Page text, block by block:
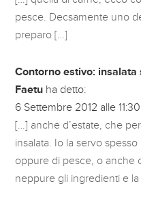
pesce. Decsamente uno
preparo […]
Contorno estivo: insalata
Faetu ha detto:
6 Settembre 2012 alle
[…] anche d’estate, che
insalata. Io la servo
oppure di pesce, o anche
neppure gli ingredienti e